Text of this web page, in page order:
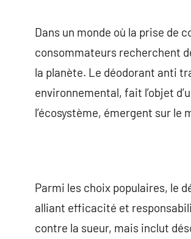
Dans un monde où la prise de
consommateurs recherchent
la planète. Le déodorant anti
environnemental, fait l’objet
l’écosystème, émergent sur le
Parmi les choix populaires, le
alliant efficacité et
contre la sueur, mais inclut